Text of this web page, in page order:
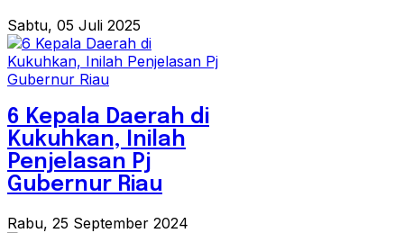
Sabtu, 05 Juli 2025
6 Kepala Daerah di
Kukuhkan, Inilah
Penjelasan Pj
Gubernur Riau
Rabu, 25 September 2024